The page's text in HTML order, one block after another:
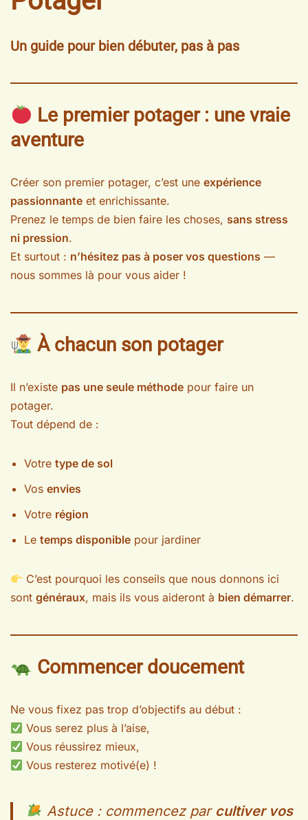
Un guide pour bien débuter, pas à pas
Le premier potager : une vraie
aventure
Créer son premier potager, c’est une expérience
passionnante et enrichissante.
Prenez le temps de bien faire les choses, sans stress
ni pression.
Et surtout : n’hésitez pas à poser vos questions —
nous sommes là pour vous aider !
À chacun son potager
Il n’existe pas une seule méthode pour faire un
potager.
Tout dépend de :
Votre type de sol
Vos envies
Votre région
Le temps disponible pour jardiner
C’est pourquoi les conseils que nous donnons ici
sont généraux, mais ils vous aideront à bien démarrer.
Commencer doucement
Ne vous fixez pas trop d’objectifs au début :
Vous serez plus à l’aise,
Vous réussirez mieux,
Vous resterez motivé(e) !
Astuce : commencez par cultiver vos